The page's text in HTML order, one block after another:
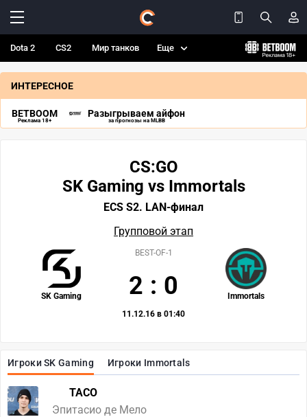
Dota 2 CS2 Мир танков Еще
ИНТЕРЕСНОЕ
BETBOOM
Реклама 18+
Разыгрываем айфон
за прогнозы на MLBB
Игроки SK Gaming Игроки Immortals
TACO
Эпитасио де Мело
CS:GO
SK Gaming vs Immortals
ECS S2. LAN-финал
Групповой этап
SK Gaming Immortals
BEST-OF-1
2 : 0
11.12.16 в 01:40